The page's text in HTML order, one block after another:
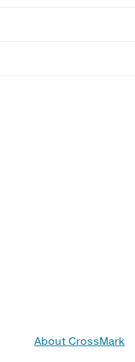
About CrossMark